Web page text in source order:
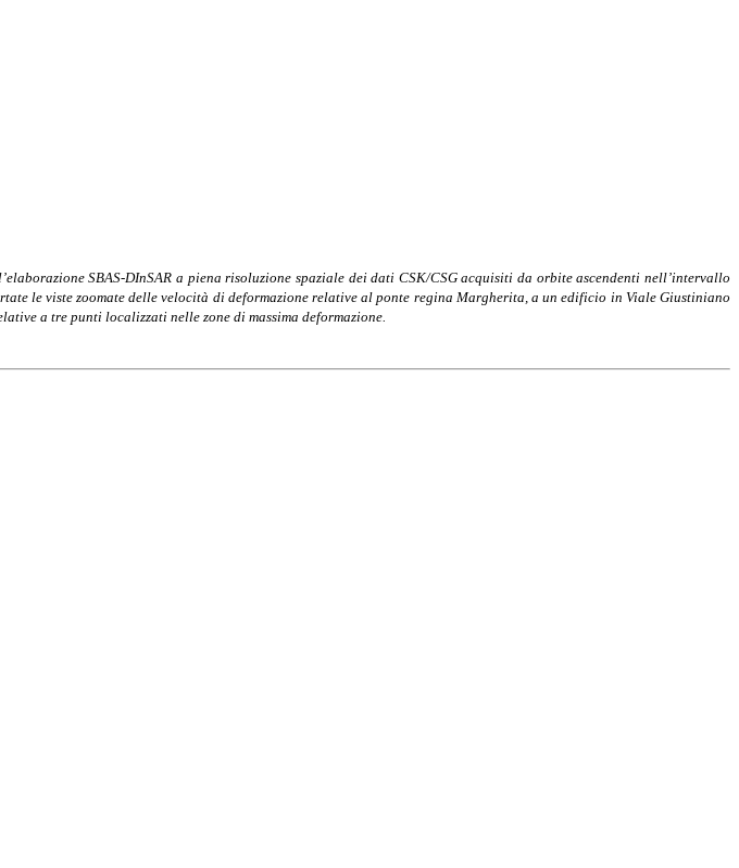
SBAS-DInSAR a piena risoluzione spaziale dei dati CSK/CSG acquisiti da orbite ascendenti nell’intervallo
le viste zoomate delle velocità di deformazione relative al ponte regina Margherita, a un edificio in Viale Giustiniano
a tre punti localizzati nelle zone di massima deformazione.